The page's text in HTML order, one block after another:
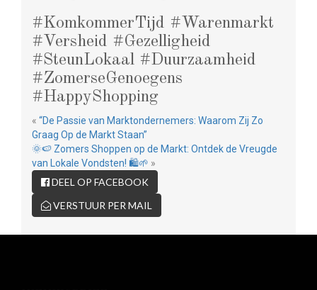
#KomkommerTijd #Warenmarkt
#Versheid #Gezelligheid
#SteunLokaal #Duurzaamheid
#ZomerseGenoegens
#HappyShopping
« “De Passie van Marktondernemers: Waarom Zij Zo
Graag Op de Markt Staan”
🌞🍉 Zomers Shoppen op de Markt: Ontdek de Vreugde
van Lokale Vondsten! 🛍️🌱 »
DEEL OP FACEBOOK
VERSTUUR PER MAIL